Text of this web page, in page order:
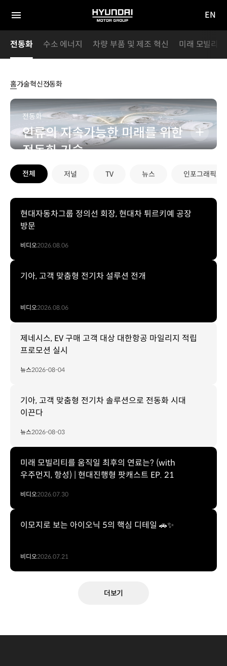
전체
메뉴
HYUNDAI
MOTOR
GROUP
이동
EN
전동화 수소 에너지 차량 부품 및 제조 혁신 미래 모빌리티
홈기술혁신전동화
전동화
전동화
인류의 지속가능한 미래를 위한
전동화 기술
자세히보기
전체 저널 TV 뉴스 인포그래픽스
현대자동차그룹 정의선 회장, 현대차 튀르키예 공장
방문
비디오2026.08.06
기아, 고객 맞춤형 전기차 설루션 전개
비디오2026.08.06
제네시스, EV 구매 고객 대상 대한항공 마일리지 적립
프로모션 실시
뉴스2026-08-04
기아, 고객 맞춤형 전기차 솔루션으로 전동화 시대
이끈다
뉴스2026-08-03
미래 모빌리티를 움직일 최후의 연료는? (with
우주먼지, 항성) | 현대진행형 팟캐스트 EP. 21
비디오2026.07.30
이모지로 보는 아이오닉 5의 핵심 디테일 🚗✨
비디오2026.07.21
더보기